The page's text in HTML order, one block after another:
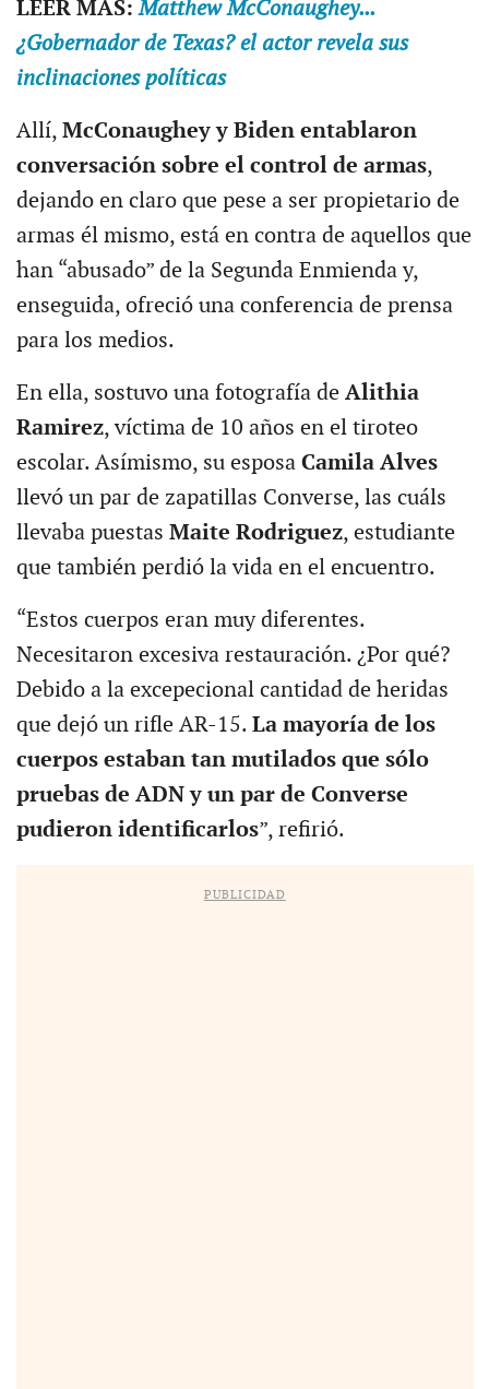
LEER MÁS:Matthew McConaughey...
¿Gobernador de Texas? el actor revela sus
inclinaciones políticas
Allí, McConaughey y Biden entablaron
conversación sobre el control de armas,
dejando en claro que pese a ser propietario de
armas él mismo, está en contra de aquellos que
han “abusado” de la Segunda Enmienda y,
enseguida, ofreció una conferencia de prensa
para los medios.
En ella, sostuvo una fotografía de Alithia
Ramirez, víctima de 10 años en el tiroteo
escolar. Asímismo, su esposaCamila Alves
llevó un par de zapatillas Converse, las cuáls
llevaba puestas Maite Rodriguez, estudiante
que también perdió la vida en el encuentro.
“Estos cuerpos eran muy diferentes.
Necesitaron excesiva restauración. ¿Por qué?
Debido a la excepecional cantidad de heridas
que dejó un rifle AR-15. La mayoría de los
cuerpos estaban tan mutilados que sólo
pruebas de ADN y un par de Converse
pudieron identificarlos”, refirió.
PUBLICIDAD